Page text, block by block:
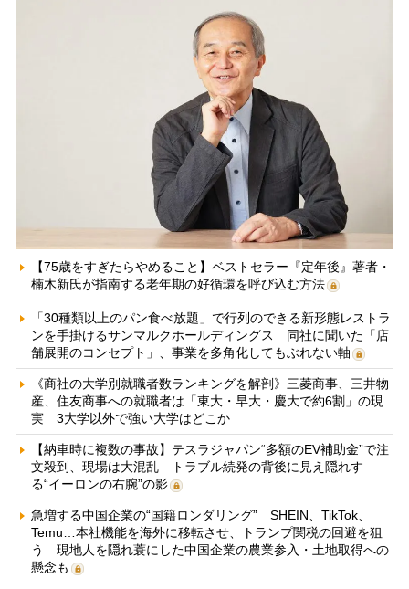
【75歳をすぎたらやめること】ベストセラー『定年後』著者・
楠木新氏が指南する老年期の好循環を呼び込む方法
「30種類以上のパン食べ放題」で行列のできる新形態レストラ
ンを手掛けるサンマルクホールディングス 同社に聞いた「店
舗展開のコンセプト」、事業を多角化してもぶれない軸
《商社の大学別就職者数ランキングを解剖》三菱商事、三井物
産、住友商事への就職者は「東大・早大・慶大で約6割」の現
実 3大学以外で強い大学はどこか
【納車時に複数の事故】テスラジャパン“多額のEV補助金”で注
文殺到、現場は大混乱 トラブル続発の背後に見え隠れす
る“イーロンの右腕”の影
急増する中国企業の“国籍ロンダリング” SHEIN、TikTok、
Temu…本社機能を海外に移転させ、トランプ関税の回避を狙
う 現地人を隠れ蓑にした中国企業の農業参入・土地取得への
懸念も